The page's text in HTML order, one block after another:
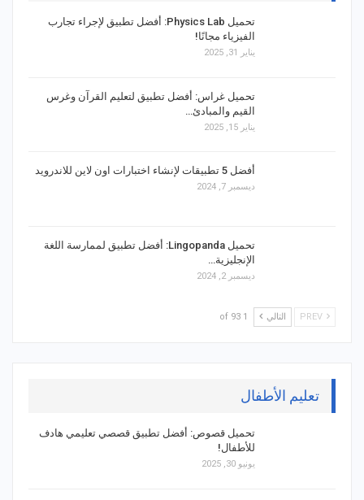
تحميل Physics Lab: أفضل تطبيق لإجراء تجارب
الفيزياء مجانًا!
يناير 31, 2025
تحميل غراس: أفضل تطبيق لتعليم القرآن وغرس
القيم والمبادئ…
يناير 15, 2025
أفضل 5 تطبيقات لإنشاء اختبارات اون لاين للاندرويد
ديسمبر 7, 2024
تحميل Lingopanda: أفضل تطبيق لممارسة اللغة
الإنجليزية…
ديسمبر 2, 2024
التالي 1 of 93
تعليم الأطفال
تحميل قصوص: أفضل تطبيق قصصي تعليمي هادف
للأطفال!
يونيو 30, 2025